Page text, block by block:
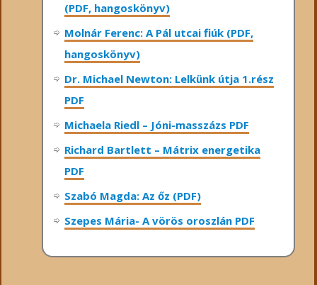
(PDF, hangoskönyv)
Molnár Ferenc: A Pál utcai fiúk (PDF,
hangoskönyv)
Dr. Michael Newton: Lelkünk útja 1.rész
PDF
Michaela Riedl – Jóni-masszázs PDF
Richard Bartlett – Mátrix energetika
PDF
Szabó Magda: Az őz (PDF)
Szepes Mária- A vörös oroszlán PDF